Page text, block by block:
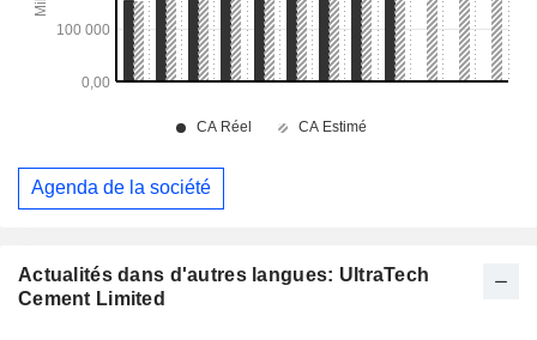
Actualités dans d'autres langues: UltraTech
Cement Limited
Agenda de la société